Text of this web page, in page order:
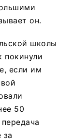
он.
школы
покинули
если им
50
за